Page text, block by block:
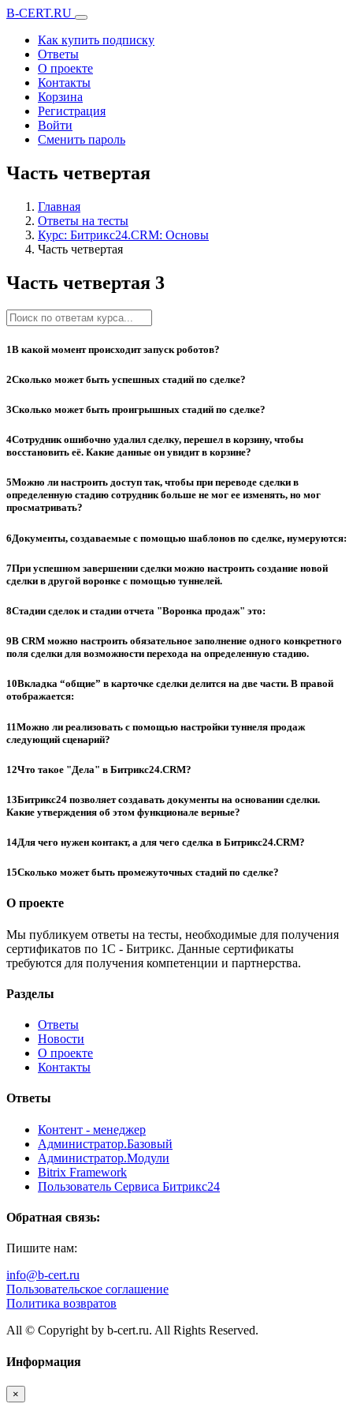
B-CERT.RU
Как купить подписку
Ответы
О проекте
Контакты
Корзина
Регистрация
Войти
Сменить пароль
Часть четвертая
Главная
Ответы на тесты
Курс: Битрикс24.CRM: Основы
Часть четвертая
Часть четвертая 3
1В какой момент происходит запуск роботов?
2Сколько может быть успешных стадий по сделке?
3Сколько может быть проигрышных стадий по сделке?
4Сотрудник ошибочно удалил сделку, перешел в корзину, чтобы
восстановить её. Какие данные он увидит в корзине?
5Можно ли настроить доступ так, чтобы при переводе сделки в
определенную стадию сотрудник больше не мог ее изменять, но мог
просматривать?
6Документы, создаваемые с помощью шаблонов по сделке, нумеруются:
7При успешном завершении сделки можно настроить создание новой
сделки в другой воронке с помощью туннелей.
8Стадии сделок и стадии отчета "Воронка продаж" это:
9В CRM можно настроить обязательное заполнение одного конкретного
поля сделки для возможности перехода на определенную стадию.
10Вкладка “общие” в карточке сделки делится на две части. В правой
отображается:
11Можно ли реализовать с помощью настройки туннеля продаж
следующий сценарий?
12Что такое "Дела" в Битрикс24.CRM?
13Битрикс24 позволяет создавать документы на основании сделки.
Какие утверждения об этом функционале верные?
14Для чего нужен контакт, а для чего сделка в Битрикс24.CRM?
15Сколько может быть промежуточных стадий по сделке?
О проекте
Мы публикуем ответы на тесты, необходимые для получения
сертификатов по 1С - Битрикс. Данные сертификаты
требуются для получения компетенции и партнерства.
Разделы
Ответы
Новости
О проекте
Контакты
Ответы
Контент - менеджер
Администратор.Базовый
Администратор.Модули
Bitrix Framework
Пользователь Сервиса Битрикс24
Обратная связь:
Пишите нам:
info@b-cert.ru
Пользовательское соглашение
Политика возвратов
All © Copyright by b-cert.ru. All Rights Reserved.
Информация
×